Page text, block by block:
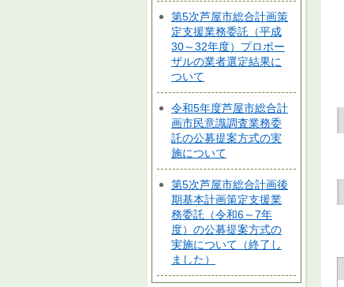
第5次芦屋市総合計画策
定支援業務委託（平成
30～32年度）プロポー
ザルの業者選定結果に
ついて
令和5年度芦屋市総合計
画市民意識調査業務委
託の公募提案方式の実
施について
第5次芦屋市総合計画後
期基本計画策定支援業
務委託（令和6～7年
度）の公募提案方式の
実施について（終了し
ました）